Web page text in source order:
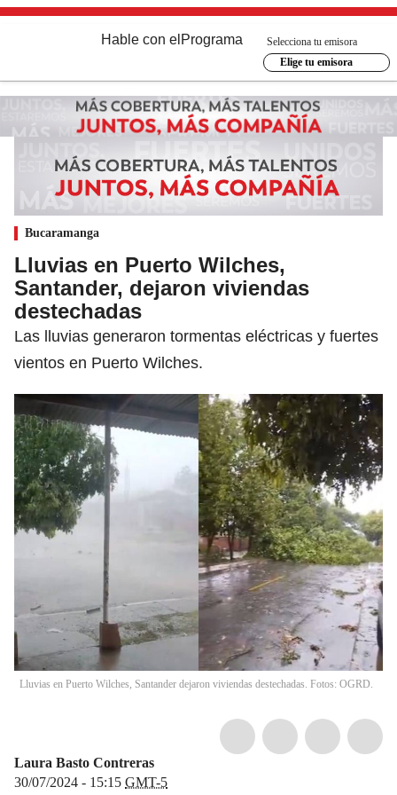
Hable con el Programa
Selecciona tu emisora
Elige tu emisora
Bucaramanga
Lluvias en Puerto Wilches,
Santander, dejaron viviendas
destechadas
Las lluvias generaron tormentas eléctricas y fuertes
vientos en Puerto Wilches.
Lluvias en Puerto Wilches, Santander dejaron viviendas destechadas. Fotos: OGRD.
Laura Basto Contreras
30/07/2024 - 15:15 GMT-5